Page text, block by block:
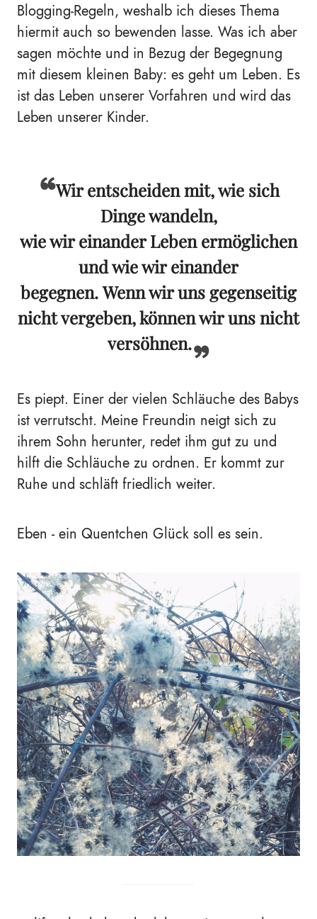
Blogging-Regeln, weshalb ich dieses Thema
hiermit auch so bewenden lasse. Was ich aber
sagen möchte und in Bezug der Begegnung
mit diesem kleinen Baby: es geht um Leben. Es
ist das Leben unserer Vorfahren und wird das
Leben unserer Kinder.
Wir entscheiden mit, wie sich
Dinge wandeln,
wie wir einander Leben ermöglichen
und wie wir einander
begegnen. Wenn wir uns gegenseitig
nicht vergeben, können wir uns nicht
versöhnen.
Es piept. Einer der vielen Schläuche des Babys
ist verrutscht. Meine Freundin neigt sich zu
ihrem Sohn herunter, redet ihm gut zu und
hilft die Schläuche zu ordnen. Er kommt zur
Ruhe und schläft friedlich weiter.
Eben - ein Quentchen Glück soll es sein.